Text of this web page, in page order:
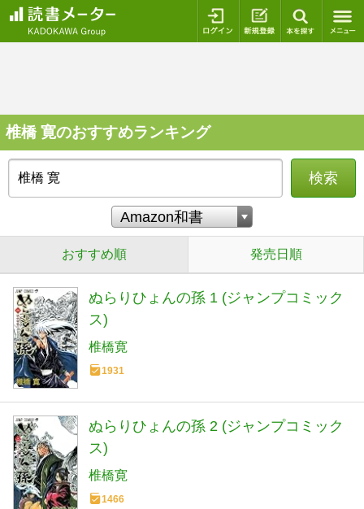
ログイン 新規登録
椎橋 寛のおすすめランキング
検索
おすすめ順 発売日順
ぬらりひょんの孫 1 (ジャンプコミック
ス)
椎橋寛
1931
ぬらりひょんの孫 2 (ジャンプコミック
ス)
椎橋寛
1466